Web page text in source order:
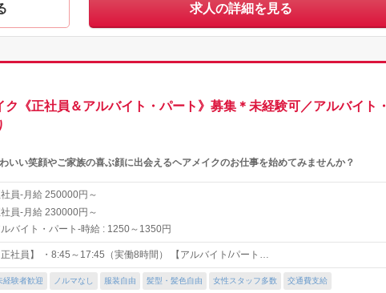
求人の詳細を見る
《正社員＆アルバイト・パート》募集＊未経験可／アルバイト・
いい笑顔やご家族の喜ぶ顔に出会えるヘアメイクのお仕事を始めてみませんか？
員-月給 250000円～
員-月給 230000円～
バイト・パート-時給 : 1250～ 1350円
正社員】 ・8:45～17:45（実働8時間） 【アルバイト/パート…
経験者歓迎 ノルマなし 服装自由 髪型・髪色自由 女性スタッフ多数 交通費支給